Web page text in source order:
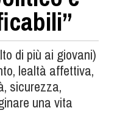
di più ai giovani)
lealtà affettiva,
sicurezza,
una vita